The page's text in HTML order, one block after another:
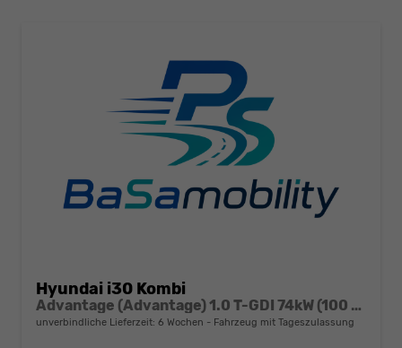
Hyundai i30 Kombi
Advantage (Advantage) 1.0 T-GDI 74kW (100 PS) 6-Gang Schaltgetriebe
unverbindliche Lieferzeit: 6 Wochen Fahrzeug mit Tageszulassung